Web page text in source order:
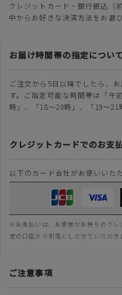
クレジットカード・銀行振込（
中からお好きな決済方法をお選
お届け時間帯の指定について
ご注文から5日以降でしたら、
す。ご指定可能な時間帯は「午
時」、「18～20時」、「19～21
クレジットカードでのお支
以下のカード会社がお使いいた
※お支払いは、お客様がお持ちのクレ
定の口座から引落としさせていただき
ご注意事項